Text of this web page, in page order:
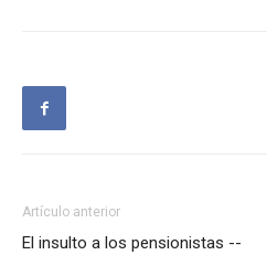
Artículo anterior
El insulto a los pensionistas --